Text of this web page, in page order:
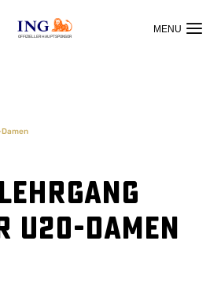
OFFIZIELLER HAUPTSPONSOR
U20-Damen